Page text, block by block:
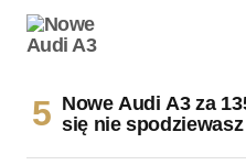
Nowe Audi A3 za
się nie spodziewasz